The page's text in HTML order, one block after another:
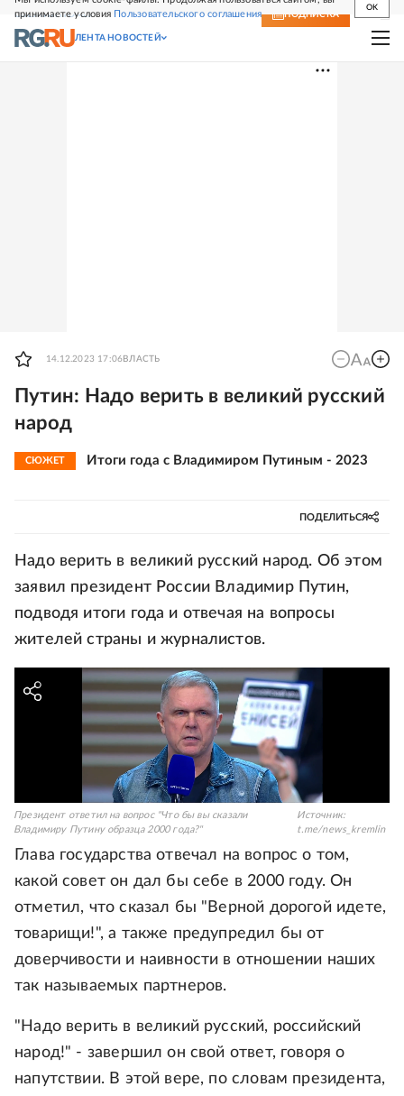
принимаете условия Пользовательского соглашения
OK
СВЕЖИЙ НОМЕР ПОДПИСКА
ЛЕНТА НОВОСТЕЙ
14.12.2023 17:06 ВЛАСТЬ
Путин: Надо верить в великий русский
народ
СЮЖЕТ Итоги года с Владимиром Путиным - 2023
ПОДЕЛИТЬСЯ
Надо верить в великий русский народ. Об этом
заявил президент России Владимир Путин,
подводя итоги года и отвечая на вопросы
жителей страны и журналистов.
Президент ответил на вопрос "Что бы вы сказали
Владимиру Путину образца 2000 года?"
Источник:
t.me/news_kremlin
Глава государства отвечал на вопрос о том,
какой совет он дал бы себе в 2000 году. Он
отметил, что сказал бы "Верной дорогой идете,
товарищи!", а также предупредил бы от
доверчивости и наивности в отношении наших
так называемых партнеров.
"Надо верить в великий русский, российский
народ!" - завершил он свой ответ, говоря о
напутствии. В этой вере, по словам президента,